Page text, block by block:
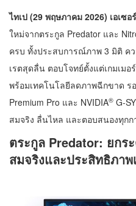
ไทเป (29 พฤษภาคม 2026) เอเซอ
ใหม่จากตระกูล Predator และ
ครบ ทั้งประสบการณ์ภาพ 3 มิติ ค
เรตสุดลื่น ตอบโจทย์ตั้งแต่เกมเม
พร้อมเทคโนโลยีลดภาพฉีกขาด ร
Premium Pro และ NVIDIA® G-
สมจริง ลื่นไหล และตอบสนองทุก
ตระกูล Predator: ยกร
สมจริงและประสิทธิภา